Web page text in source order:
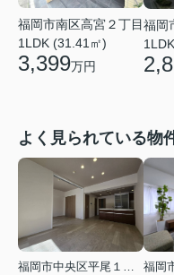
福岡市南区高宮２丁目
1LDK (31.41㎡)
3,399万円
福岡
よく見られている物